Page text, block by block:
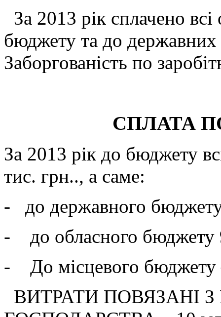
За 2013 рік сплачено всі
бюджету та до державних
Заборгованість по
СПЛАТА
За 2013 рік до бюджету
тис. грн.., а саме:
- до державного
- до обласного бюджету
- До місцевого бюджету
ВИТРАТИ ПОВЯЗАНІ